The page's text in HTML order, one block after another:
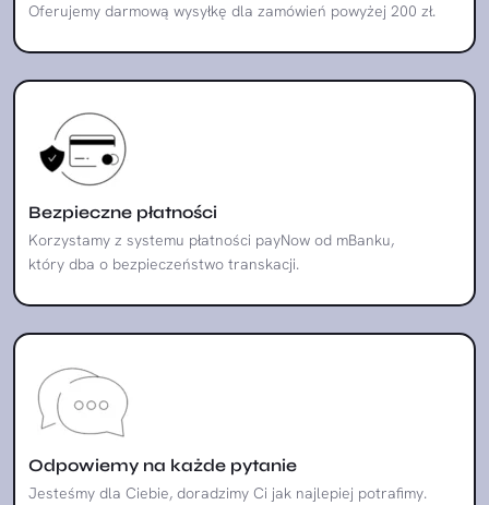
Oferujemy darmową wysyłkę dla zamówień powyżej 200 zł.
Bezpieczne płatności
Korzystamy z systemu płatności payNow od mBanku,
który dba o bezpieczeństwo transkacji.
Odpowiemy na każde pytanie
Jesteśmy dla Ciebie, doradzimy Ci jak najlepiej potrafimy.